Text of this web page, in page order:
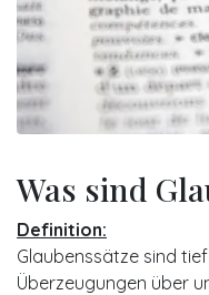
Was sind
Definition:
Glaubenssätze sind
Überzeugungen über